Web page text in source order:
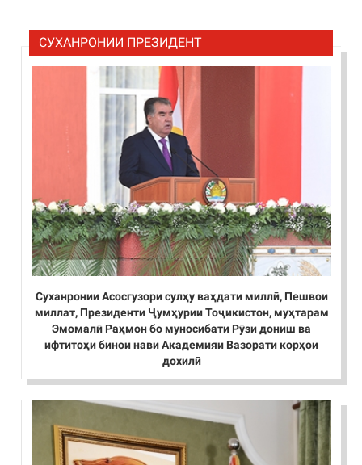
СУХАНРОНИИ ПРЕЗИДЕНТ
Суханронии Асосгузори сулҳу ваҳдати миллӣ, Пешвои
миллат, Президенти Ҷумҳурии Тоҷикистон, муҳтарам
Эмомалӣ Раҳмон бо муносибати Рӯзи дониш ва
ифтитоҳи бинои нави Академияи Вазорати корҳои
дохилӣ